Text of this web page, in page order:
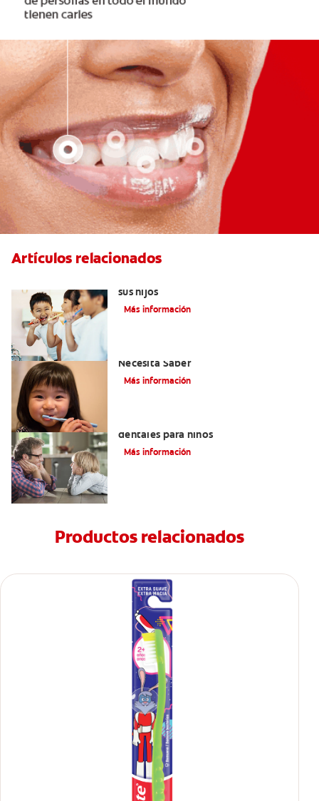
Artículos relacionados
sus hijos
Más información
Necesita Saber
Más información
dentales para niños
Más información
Productos relacionados